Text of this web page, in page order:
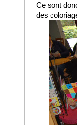
Ce sont
des